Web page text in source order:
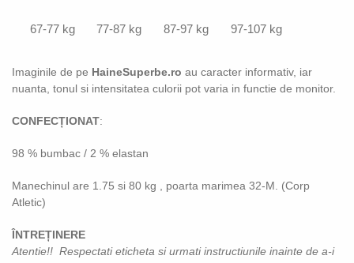
67-77 kg 77-87 kg 87-97 kg 97-107 kg
Imaginile de pe HaineSuperbe.ro au caracter informativ, iar
nuanta, tonul si intensitatea culorii pot varia in functie de monitor.
CONFECȚIONAT:
98 % bumbac / 2 % elastan
Manechinul are 1.75 si 80 kg , poarta marimea 32-M. (Corp
Atletic)
ÎNTREȚINERE
Atentie!! Respectati eticheta si urmati instructiunile inainte de a-i